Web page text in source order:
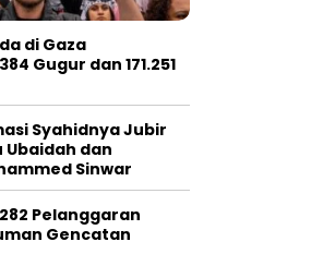
di Gaza
Gugur dan 171.251
Syahidnya Jubir
Ubaidah dan
Sinwar
Pelanggaran
Gencatan